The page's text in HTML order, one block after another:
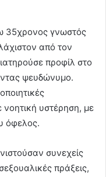
35χρονος γνωστός
από τον
προφίλ στο
ψευδώνυμο.
υστέρηση, με
όφελος.
συνεχείς
πράξεις,